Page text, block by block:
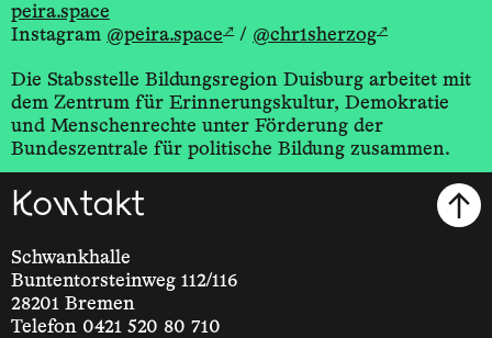
peira.space
Instagram @peira.space ↗ / @chr1sherzog↗
Die Stabsstelle Bildungsregion Duisburg arbeitet mit
dem Zentrum für Erinnerungskultur, Demokratie
und Menschenrechte unter Förderung der
Bundeszentrale für politische Bildung zusammen.
Kontakt
Schwankhalle
Buntentorsteinweg 112/116
28201 Bremen
Telefon 0421 520 80 710